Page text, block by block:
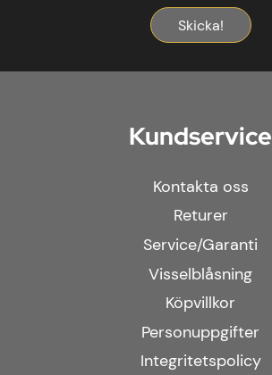
Skicka!
Kundservice
Kontakta oss
Returer
Service/Garanti
Visselblåsning
Köpvillkor
Personuppgifter
Integritetspolicy